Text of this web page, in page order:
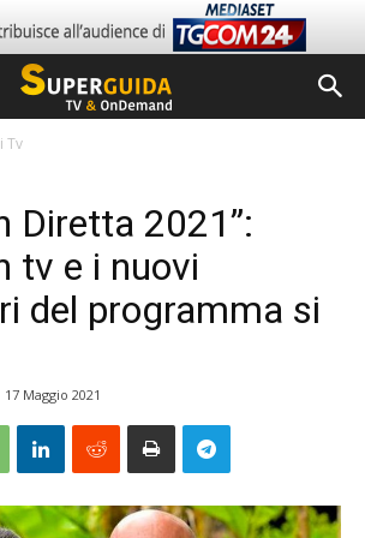
Tv
Diretta 2021”:
tv e i nuovi
del programma si
17 Maggio 2021